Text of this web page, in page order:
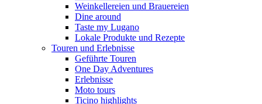
Weinkellereien und Brauereien
Dine around
Taste my Lugano
Lokale Produkte und Rezepte
Touren und Erlebnisse
Geführte Touren
One Day Adventures
Erlebnisse
Moto tours
Ticino highlights